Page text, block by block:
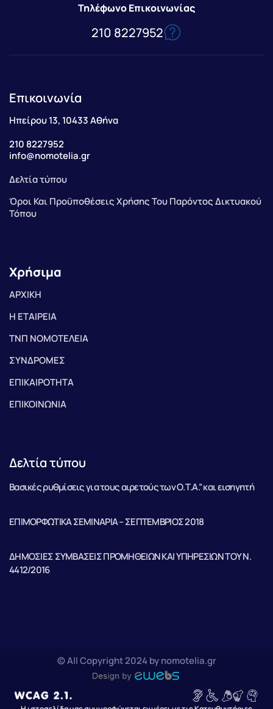
Τηλέφωνο Επικοινωνίας
210 8227952
Επικοινωνία
Ηπείρου 13, 10433 Αθήνα
210 8227952
info@nomotelia.gr
Δελτία τύπου
Όροι Και Προϋποθέσεις Χρήσης Του Παρόντος Δικτυακού
Τόπου
Χρήσιμα
ΑΡΧΙΚΗ
Η ΕΤΑΙΡΕΙΑ
ΤΝΠ ΝΟΜΟΤΕΛΕΙΑ
ΣΥΝΔΡΟΜΕΣ
ΕΠΙΚΑΙΡΟΤΗΤΑ
ΕΠΙΚΟΙΝΩΝΙΑ
Δελτία τύπου
Βασικές ρυθμίσεις για τους αιρετούς των Ο.Τ.Α.” και εισηγητή
ΕΠΙΜΟΡΦΩΤΙΚΑ ΣΕΜΙΝΑΡΙΑ – ΣΕΠΤΕΜΒΡΙΟΣ 2018
ΔΗΜΟΣΙΕΣ ΣΥΜΒΑΣΕΙΣ ΠΡΟΜΗΘΕΙΩΝ ΚΑΙ ΥΠΗΡΕΣΙΩΝ ΤΟΥ Ν.
4412/2016
© All Copyright 2024 by nomotelia.gr